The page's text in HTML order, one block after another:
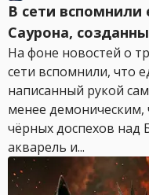
В сети вспомнили
Саурона,
На фоне новостей о
сети вспомнили, что
написанный рукой
менее демоническим,
чёрных доспехов над
акварель и...